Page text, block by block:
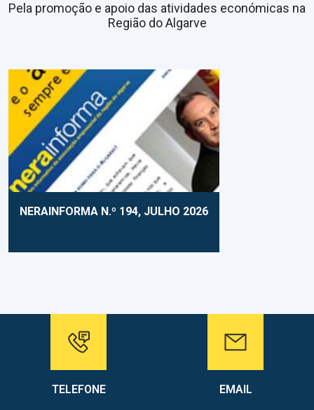
Pela promoção e apoio das atividades económicas na
Região do Algarve
NERAINFORMA N.º 194, JULHO 2026
TELEFONE EMAIL